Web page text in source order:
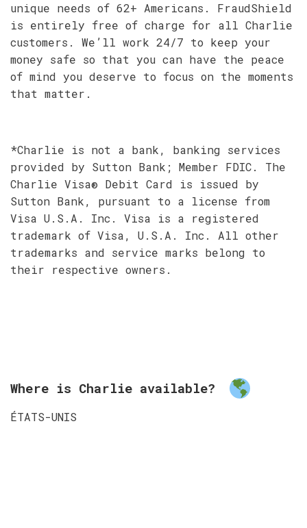
unique needs of 62+ Americans. FraudShield
is entirely free of charge for all Charlie
customers. We’ll work 24/7 to keep your
money safe so that you can have the peace
of mind you deserve to focus on the moments
that matter.
*Charlie is not a bank, banking services
provided by Sutton Bank; Member FDIC. The
Charlie Visa® Debit Card is issued by
Sutton Bank, pursuant to a license from
Visa U.S.A. Inc. Visa is a registered
trademark of Visa, U.S.A. Inc. All other
trademarks and service marks belong to
their respective owners.
Where is Charlie available?
ÉTATS-UNIS